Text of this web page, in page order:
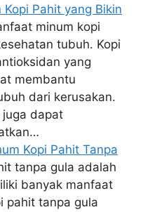
Pahit yang Bikin
minum kopi
tubuh. Kopi
yang
membantu
dari kerusakan.
juga dapat
Kopi Pahit Tanpa
tanpa gula adalah
banyak manfaat
pahit tanpa gula